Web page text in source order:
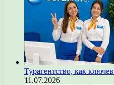
Турагентство, как
11.07.2026